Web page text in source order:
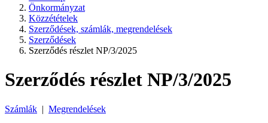
Önkormányzat
Közzétételek
Szerződések, számlák, megrendelések
Szerződések
Szerződés részlet NP/3/2025
Szerződés részlet NP/3/2025
Számlák | Megrendelések